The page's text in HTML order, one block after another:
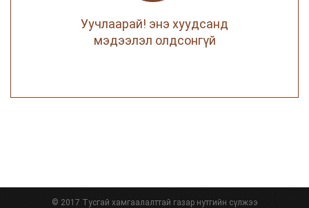
Уучлаарай! энэ хуудсанд
мэдээлэл олдсонгүй
© 2017 Тусгай хамгаалалттай газар нутгийн сүлжээ